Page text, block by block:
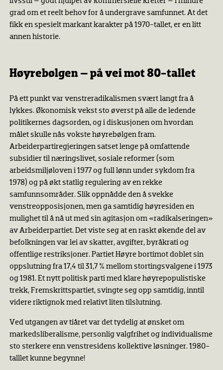
grad om et reelt behov for å undergrave samfunnet. At det
fikk en spesielt markant karakter på 1970-tallet, er en litt
annen historie.
Høyrebølgen – på vei mot 80-tallet
På ett punkt var venstreradikalismen svært langt fra å
lykkes. Økonomisk vekst sto øverst på alle de ledende
politikernes dagsorden, og i diskusjonen om hvordan
målet skulle nås vokste høyrebølgen fram.
Arbeiderpartiregjeringen satset lenge på omfattende
subsidier til næringslivet, sosiale reformer (som
arbeidsmiljøloven i 1977 og full lønn under sykdom fra
1978) og på økt statlig regulering av en rekke
samfunnsområder. Slik oppnådde den å svekke
venstreopposisjonen, men ga samtidig høyresiden en
mulighet til å nå ut med sin agitasjon om «radikalseringen»
av Arbeiderpartiet. Det viste seg at en raskt økende del av
befolkningen var lei av skatter, avgifter, byråkrati og
offentlige restriksjoner. Partiet Høyre bortimot doblet sin
oppslutning fra 17,4 til 31,7 % mellom stortingsvalgene i 1973
og 1981. Et nytt politisk parti med klare høyrepopulistiske
trekk, Fremskrittspartiet, svingte seg opp samtidig, inntil
videre riktignok med relativt liten tilslutning.
Ved utgangen av tiåret var det tydelig at ønsket om
markedsliberalisme, personlig valgfrihet og individualisme
sto sterkere enn venstresidens kollektive løsninger. 1980-
talllet kunne begynne!